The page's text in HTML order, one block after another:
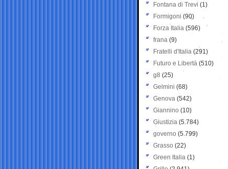
Fontana di Trevi (1)
Formigoni (90)
Forza Italia (596)
frana (9)
Fratelli d'Italia (291)
Futuro e Libertà (510)
g8 (25)
Gelmini (68)
Genova (542)
Giannino (10)
Giustizia (5.784)
governo (5.799)
Grasso (22)
Green Italia (1)